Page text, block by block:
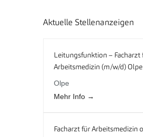
Aktuelle Stellenanzeigen
Leitungsfunktion – Facharzt
Arbeitsmedizin (m/w/d) Olpe
Olpe
Mehr Info
Facharzt für Arbeitsmedizin